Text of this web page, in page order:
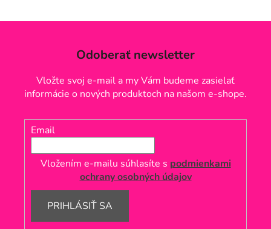
Odoberať newsletter
Vložte svoj e-mail a my Vám budeme zasielať
informácie o nových produktoch na našom e-shope.
Email
Vložením e-mailu súhlasíte s podmienkami
ochrany osobných údajov
PRIHLÁSIŤ SA